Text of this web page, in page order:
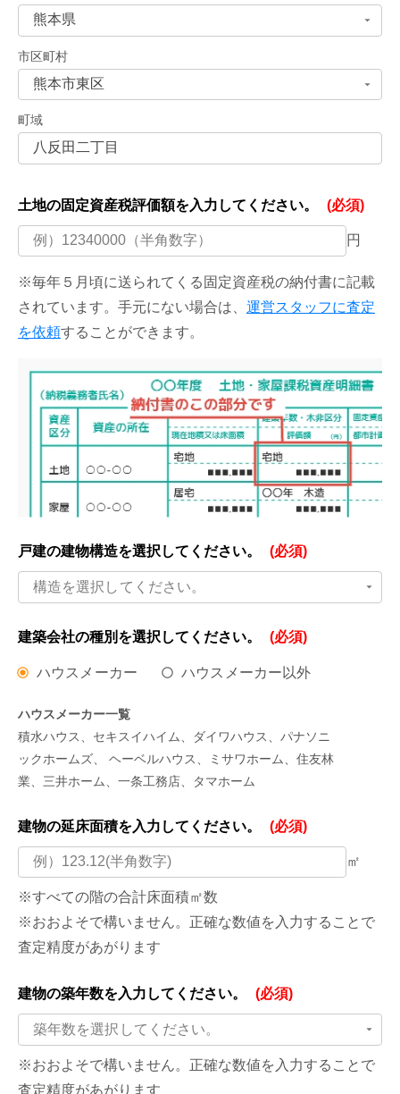
市区町村
町域
土地の固定資産税評価額を入力してください。 (必須)
円
※毎年５月頃に送られてくる固定資産税の納付書に記載
されています。手元にない場合は、 運営スタッフに査定
を依頼することができます。
戸建の建物構造を選択してください。 (必須)
構造を選択してください。
建築会社の種別を選択してください。 (必須)
ハウスメーカー ハウスメーカー以外
ハウスメーカー一覧
積水ハウス、セキスイハイム、ダイワハウス、パナソニ
ックホームズ、 ヘーベルハウス、ミサワホーム、住友林
業、三井ホーム、一条工務店、タマホーム
建物の延床面積を入力してください。 (必須)
㎡
※すべての階の合計床面積㎡数
※おおよそで構いません。正確な数値を入力することで
査定精度があがります
建物の築年数を入力してください。 (必須)
築年数を選択してください。
※おおよそで構いません。正確な数値を入力することで
査定精度があがります